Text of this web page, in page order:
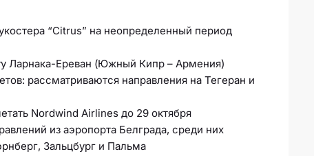
“Citrus” на неопределенный период
Ларнака-Ереван (Южный Кипр – Армения)
рассматриваются направления на Тегеран и
Nordwind Airlines до 29 октября
из аэропорта Белграда, среди них
Зальцбург и Пальма